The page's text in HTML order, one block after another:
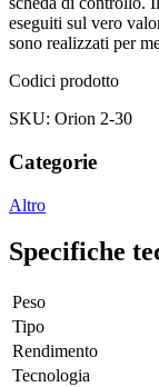
eseguiti sul vero
sono realizzati per
Codici prodotto
SKU: Orion 2-30
Categorie
Altro
Specifiche
Peso
Tipo
Rendimento
Tecnologia